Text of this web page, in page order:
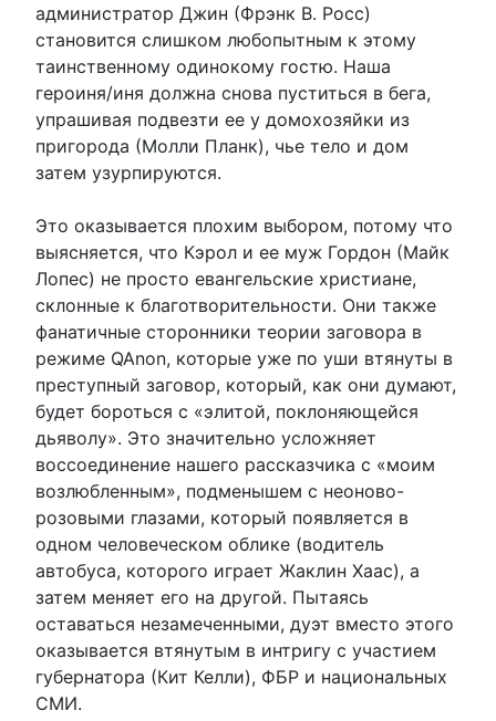
администратор Джин (Фрэнк В. Росс)
становится слишком любопытным к этому
таинственному одинокому гостю. Наша
героиня/иня должна снова пуститься в бега,
упрашивая подвезти ее у домохозяйки из
пригорода (Молли Планк), чье тело и дом
затем узурпируются.
Это оказывается плохим выбором, потому что
выясняется, что Кэрол и ее муж Гордон (Майк
Лопес) не просто евангельские христиане,
склонные к благотворительности. Они также
фанатичные сторонники теории заговора в
режиме QAnon, которые уже по уши втянуты в
преступный заговор, который, как они думают,
будет бороться с «элитой, поклоняющейся
дьяволу». Это значительно усложняет
воссоединение нашего рассказчика с «моим
возлюбленным», подменышем с неоново-
розовыми глазами, который появляется в
одном человеческом облике (водитель
автобуса, которого играет Жаклин Хаас), а
затем меняет его на другой. Пытаясь
оставаться незамеченными, дуэт вместо этого
оказывается втянутым в интригу с участием
губернатора (Кит Келли), ФБР и национальных
СМИ.